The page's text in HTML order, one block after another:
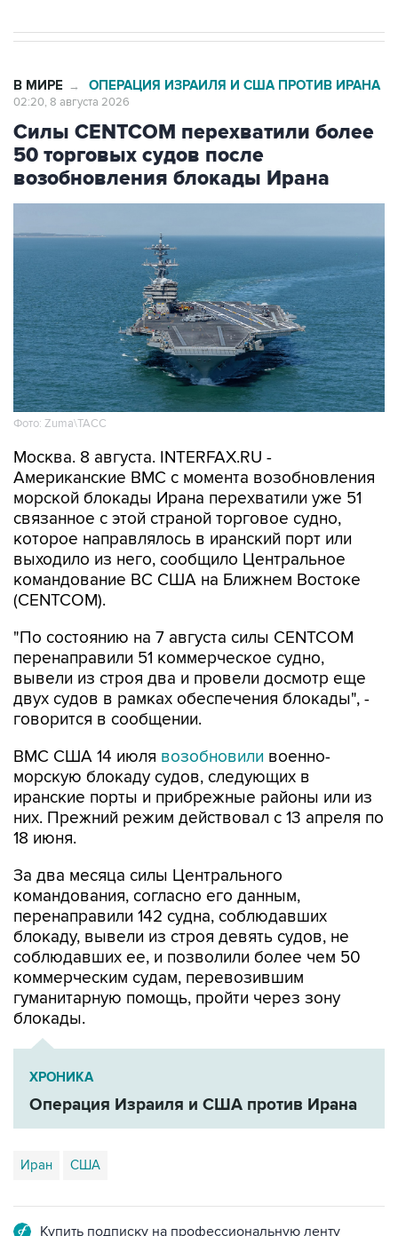
Силы CENTCOM перехватили более
50 торговых судов после
возобновления блокады Ирана
Фото: Zuma\ТАСС
Москва. 8 августа. INTERFAX.RU -
морской блокады Ирана перехватили уже 51
связанное с этой страной торговое судно,
которое направлялось в иранский порт или
выходило из него, сообщило Центральное
командование ВС США на Ближнем Востоке
(CENTCOM).
"По состоянию на 7 августа силы CENTCOM
вывели из строя два и провели досмотр еще
двух судов в рамках обеспечения блокады", -
говорится в сообщении.
ВМС США 14 июлявозобновили
иранские порты и прибрежные районы или из
них. Прежний режим действовал с 13 апреля по
18 июня.
За два месяца силы Центрального
перенаправили 142 судна, соблюдавших
блокаду, вывели из строя девять судов, не
соблюдавших ее, и позволили более чем 50
коммерческим судам, перевозившим
гуманитарную помощь, пройти через зону
блокады.
ХРОНИКА
Операция Израиля и США против Ирана
Иран США
Подписаться на рассылку главных новостей сайта